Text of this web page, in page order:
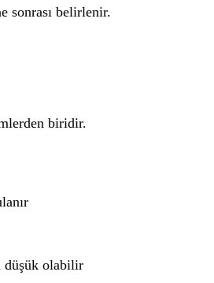
sonrası belirlenir.
biridir.
düşük olabilir